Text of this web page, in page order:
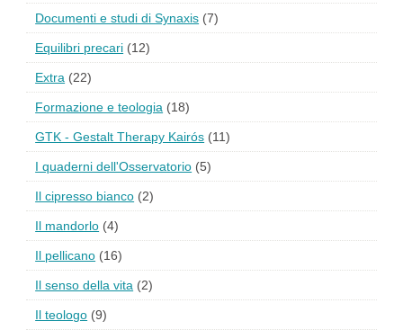
Documenti e studi di Synaxis (7)
Equilibri precari (12)
Extra (22)
Formazione e teologia (18)
GTK - Gestalt Therapy Kairós (11)
I quaderni dell'Osservatorio (5)
Il cipresso bianco (2)
Il mandorlo (4)
Il pellicano (16)
Il senso della vita (2)
Il teologo (9)